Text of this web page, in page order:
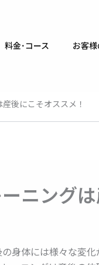
料金･コース お客
後にこそオススメ！
ニング
身体には様々な変化